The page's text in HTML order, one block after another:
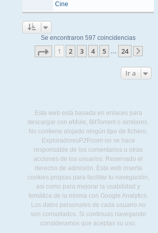
Cine
Se encontraron 597 coincidencias
Página de 24
1 2 3 4 5 … 24
Ir a
Esta web está basada en enlaces para
descargar con eMule, BitTorrent o similares.
No contiene alojado ningún tipo de fichero.
ExploradoresP2P.com no se hace
responsable de los comentarios u otras
acciones de los usuarios. Reservado el
derecho de admisión. Esta web inserta
cookies propias para facilitar tu navegación,
así como para mejorar la usabilidad y
temática de la misma con Google Analytics.
Los datos personales de cada usuario no
son consultados. Si continuas navegando
consideramos que aceptas su uso.